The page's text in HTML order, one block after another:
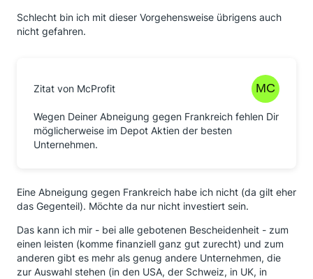
Schlecht bin ich mit dieser Vorgehensweise übrigens auch
nicht gefahren.
Zitat von McProfit
Wegen Deiner Abneigung gegen Frankreich fehlen Dir
möglicherweise im Depot Aktien der besten
Unternehmen.
Eine Abneigung gegen Frankreich habe ich nicht (da gilt eher
das Gegenteil). Möchte da nur nicht investiert sein.
Das kann ich mir - bei alle gebotenen Bescheidenheit - zum
einen leisten (komme finanziell ganz gut zurecht) und zum
anderen gibt es mehr als genug andere Unternehmen, die
zur Auswahl stehen (in den USA, der Schweiz, in UK, in